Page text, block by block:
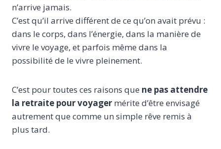
n’arrive jamais.
C’est qu’il arrive différent de ce qu’on avait prévu :
dans le corps, dans l’énergie, dans la manière de
vivre le voyage, et parfois même dans la
possibilité de le vivre pleinement.
C’est pour toutes ces raisons que ne pas attendre
la retraite pour voyager mérite d’être envisagé
autrement que comme un simple rêve remis à
plus tard.